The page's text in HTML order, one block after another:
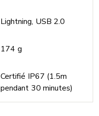
Lightning, USB 2.0
174 g
Certifié IP67 (1.5m
pendant 30 minutes)